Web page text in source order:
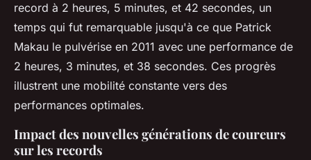
record à 2 heures, 5 minutes, et 42 secondes, un
temps qui fut remarquable jusqu'à ce que Patrick
Makau le pulvérise en 2011 avec une performance de
2 heures, 3 minutes, et 38 secondes. Ces progrès
illustrent une mobilité constante vers des
performances optimales.
Impact des nouvelles générations de coureurs
sur les records